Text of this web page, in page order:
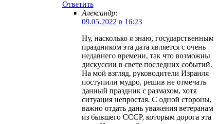
Ответить
Александр:
09.05.2022 в 16:23
Ну, насколько я знаю, государственным
праздником эта дата является с очень
недавнего времени, так что возможны
дискуссии в свете последних событий.
На мой взгляд, руководители Израиля
поступили мудро, решив не отмечать
данный праздник с размахом, хотя
ситуация непростая. С одной стороны,
важно отдать дань уважения ветеранам
из бывшего СССР, которым дорога эта